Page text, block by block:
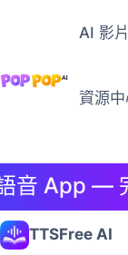
AI 影片
資源
— 完整文
TTSFree AI